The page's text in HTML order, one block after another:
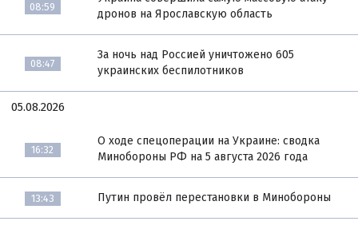
08:59
дронов на Ярославскую область
08:47
За ночь над Россией уничтожено 605
украинских беспилотников
05.08.2026
16:32
О ходе спецоперации на Украине: сводка
Минобороны РФ на 5 августа 2026 года
13:43 Путин провёл перестановки в Минобороны